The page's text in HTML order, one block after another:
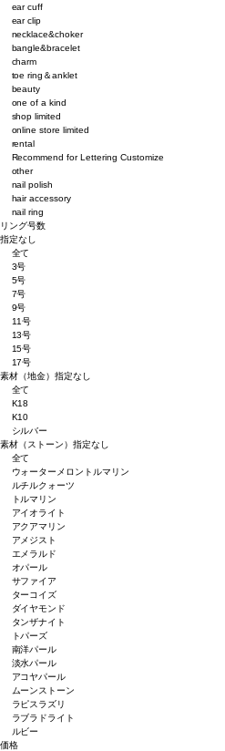
ear cuff
ear clip
necklace&choker
bangle&bracelet
charm
toe ring＆anklet
beauty
one of a kind
shop limited
online store limited
rental
Recommend for Lettering Customize
other
nail polish
hair accessory
nail ring
リング号数
指定なし
全て
3号
5号
7号
9号
11号
13号
15号
17号
素材（地金） 指定なし
全て
K18
K10
シルバー
素材（ストーン） 指定なし
全て
ウォーターメロントルマリン
ルチルクォーツ
トルマリン
アイオライト
アクアマリン
アメジスト
エメラルド
オパール
サファイア
ターコイズ
ダイヤモンド
タンザナイト
トパーズ
南洋パール
淡水パール
アコヤパール
ムーンストーン
ラピスラズリ
ラブラドライト
ルビー
価格